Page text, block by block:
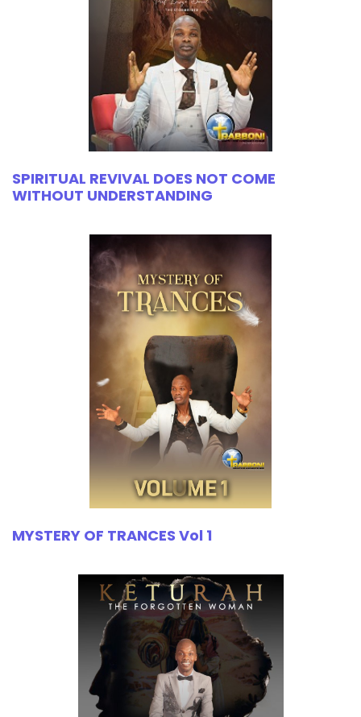
SPIRITUAL REVIVAL DOES NOT COME
WITHOUT UNDERSTANDING
MYSTERY OF TRANCES Vol 1